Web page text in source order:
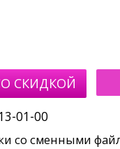
01-00
со сменными